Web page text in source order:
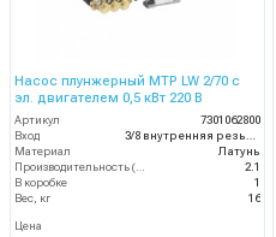
Насос плунжерный MTP LW 2/70 с
эл. двигателем 0,5 кВт 220 В
Артикул
7301062800
Вход
Материал
Латунь
2.1
В коробке
1
Вес, кг
16
Цена